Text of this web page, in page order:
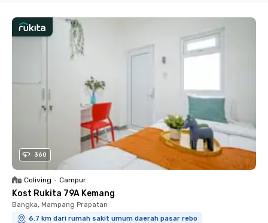
360
Coliving • Campur
Kost Rukita 79A Kemang
Bangka, Mampang Prapatan
6.7 km dari rumah sakit umum daerah pasar rebo